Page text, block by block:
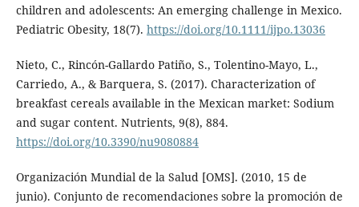
children and adolescents: An emerging challenge in Mexico.
Pediatric Obesity, 18(7). https://doi.org/10.1111/ijpo.13036
Nieto, C., Rincón-Gallardo Patiño, S., Tolentino-Mayo, L.,
Carriedo, A., & Barquera, S. (2017). Characterization of
breakfast cereals available in the Mexican market: Sodium
and sugar content. Nutrients, 9(8), 884.
https://doi.org/10.3390/nu9080884
Organización Mundial de la Salud [OMS]. (2010, 15 de
junio). Conjunto de recomendaciones sobre la promoción de